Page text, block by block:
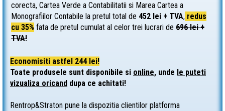
corecta, Cartea Verde a Contabilitatii si Marea Cartea a
Monografiilor Contabile la pretul total de 452 lei + TVA, redus
cu 35% fata de pretul cumulat al celor trei lucrari de 696lei +
TVA!
Economisiti astfel 244 lei!
Toate produsele sunt disponibile si online, unde le puteti
vizualiza oricand dupa ce achitati!
Rentrop&Straton pune la dispozitia clientilor platforma